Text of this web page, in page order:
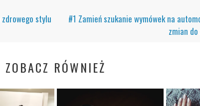
stylu
#1 Zamień szukanie wymówek na
zmian
ZOBACZ RÓWNIEŻ